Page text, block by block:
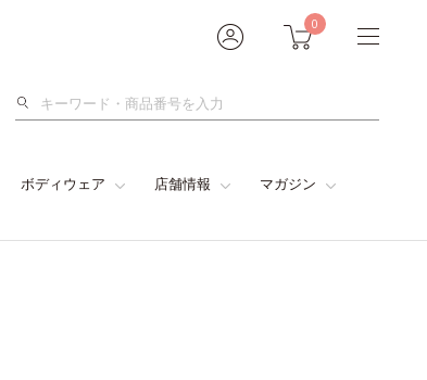
0
検
ボディウェア 店舗情報 マガジン